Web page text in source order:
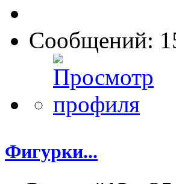
Сообщений:
Фигурки...